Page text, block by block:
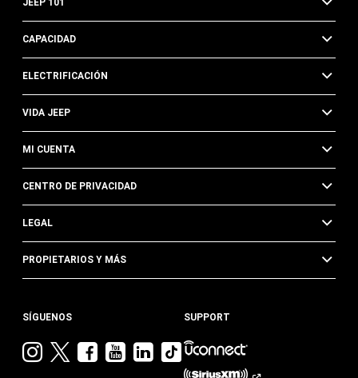
JEEP 101
CAPACIDAD
ELECTRIFICACIÓN
VIDA JEEP
MI CUENTA
CENTRO DE PRIVACIDAD
LEGAL
PROPIETARIOS Y MÁS
SÍGUENOS
VisitaVisitaVisitaVisitaVisita
Jeep
Visita
Jeep
SUPPORT